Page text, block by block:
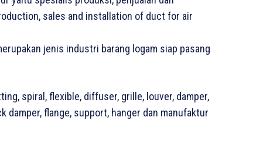
sales and installation of duct for air
jenis industri barang logam siap pasang
spiral, flexible, diffuser, grille, louver, damper,
damper, flange, support, hanger dan manufaktur